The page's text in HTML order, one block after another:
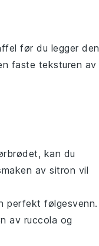
før du legger den
faste teksturen av
kan du
av sitron vil
perfekt følgesvenn.
av ruccola og